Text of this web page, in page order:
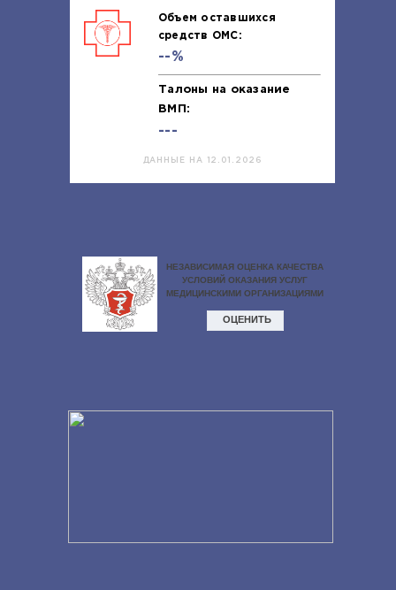
Объем оставшихся
средств ОМС:
--%
Талоны на оказание
ВМП:
---
ДАННЫЕ НА 12.01.2026